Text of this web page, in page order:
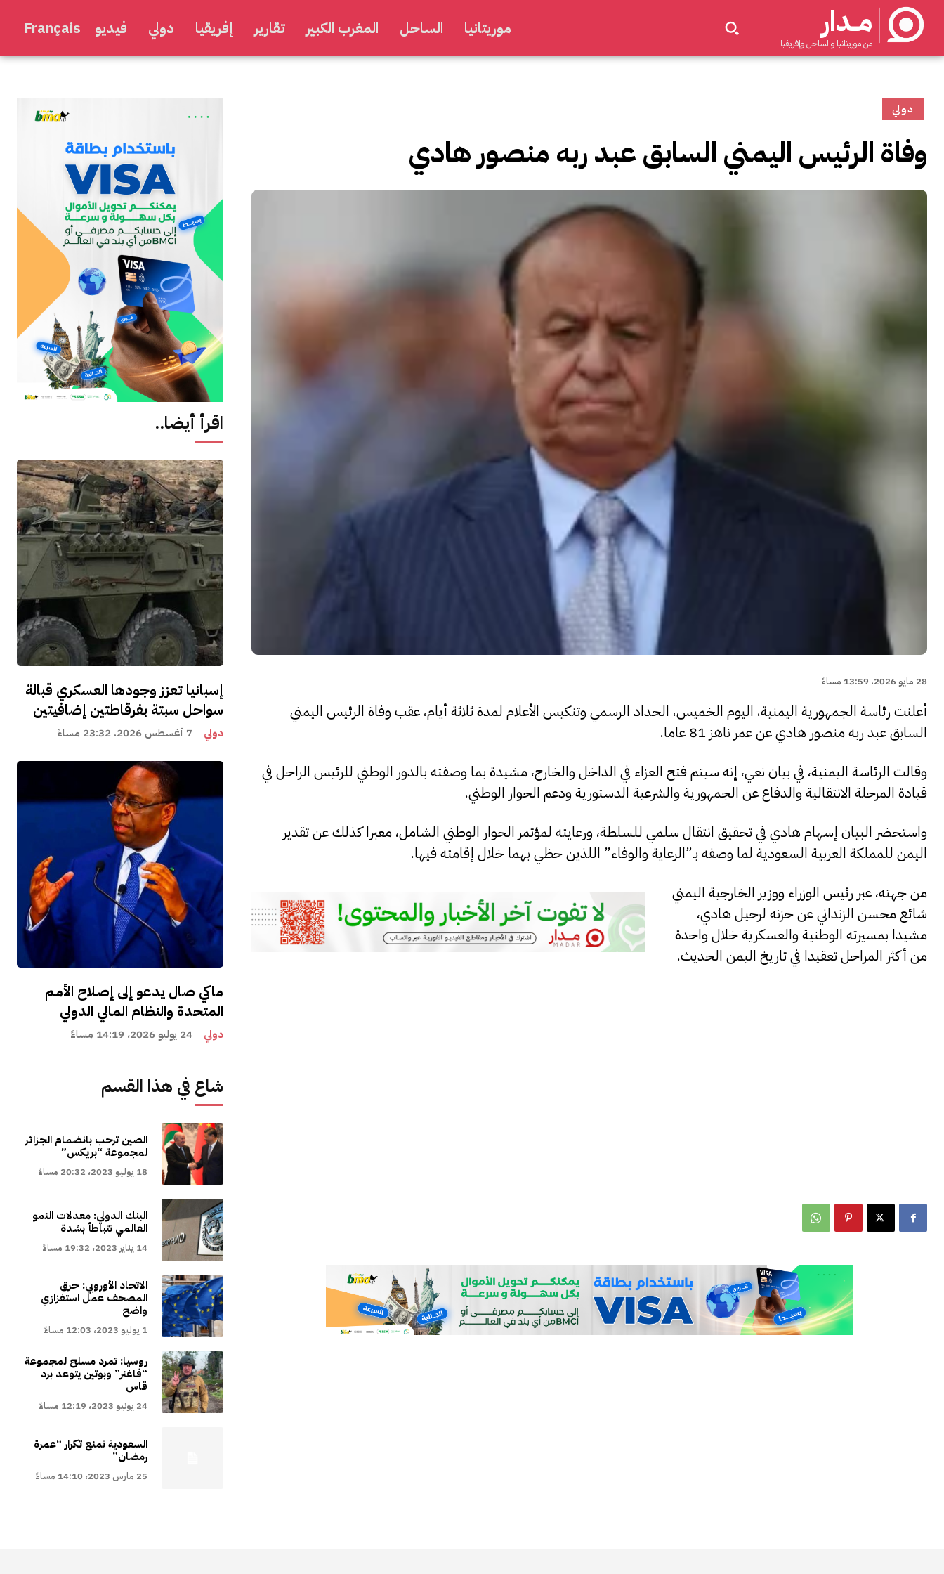
مــدار
من موريتانيا والساحل وإفريقيا
موريتانيا الساحل المغرب الكبير تقارير إفريقيا دولي فيديو Français
اقرأ أيضا..
إسبانيا تعزز وجودها العسكري قبالة
سواحل سبتة بفرقاطتين إضافيتين
دولي 7 أغسطس 2026، 23:32 مساءً
ماكي صال يدعو إلى إصلاح الأمم
المتحدة والنظام المالي الدولي
دولي 24 يوليو 2026، 14:19 مساءً
شاع في هذا القسم
الصين ترحب بانضمام الجزائر
لمجموعة “بريكس”
18 يوليو 2023، 20:32 مساءً
البنك الدولي: معدلات النمو
العالمي تتباطأ بشدة
14 يناير 2023، 19:32 مساءً
الاتحاد الأوروبي: حرق
المصحف عمل استفزازي
واضح
1 يوليو 2023، 12:03 مساءً
روسيا: تمرد مسلح لمجموعة
“فاغنر” وبوتين يتوعد برد
قاس
24 يونيو 2023، 12:19 مساءً
السعودية تمنع تكرار “عمرة
رمضان”
25 مارس 2023، 14:10 مساءً
دولي
وفاة الرئيس اليمني السابق عبد ربه منصور هادي
28 مايو 2026، 13:59 مساءً
أعلنت رئاسة الجمهورية اليمنية، اليوم الخميس، الحداد الرسمي وتنكيس الأعلام لمدة ثلاثة أيام، عقب وفاة الرئيس اليمني
السابق عبد ربه منصور هادي عن عمر ناهز 81 عاما.
وقالت الرئاسة اليمنية، في بيان نعي، إنه سيتم فتح العزاء في الداخل والخارج، مشيدة بما وصفته بالدور الوطني للرئيس الراحل في
قيادة المرحلة الانتقالية والدفاع عن الجمهورية والشرعية الدستورية ودعم الحوار الوطني.
واستحضر البيان إسهام هادي في تحقيق انتقال سلمي للسلطة، ورعايته لمؤتمر الحوار الوطني الشامل، معبرا كذلك عن تقدير
اليمن للمملكة العربية السعودية لما وصفه بـ”الرعاية والوفاء” اللذين حظي بهما خلال إقامته فيها.
من جهته، عبر رئيس الوزراء ووزير الخارجية اليمني
شائع محسن الزنداني عن حزنه لرحيل هادي،
مشيدا بمسيرته الوطنية والعسكرية خلال واحدة
من أكثر المراحل تعقيدا في تاريخ اليمن الحديث.